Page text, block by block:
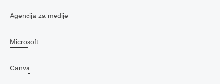
Agencija za medije
Microsoft
Canva